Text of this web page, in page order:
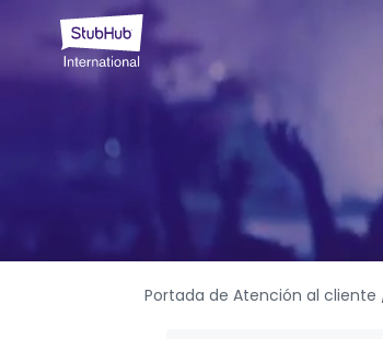
Portada de Atención al cliente